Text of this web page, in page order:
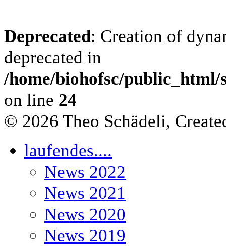
Deprecated: Creation of
deprecated in
/home/biohofsc/public_html/
on line 24
© 2026 Theo Schädeli,
laufendes....
News 2022
News 2021
News 2020
News 2019